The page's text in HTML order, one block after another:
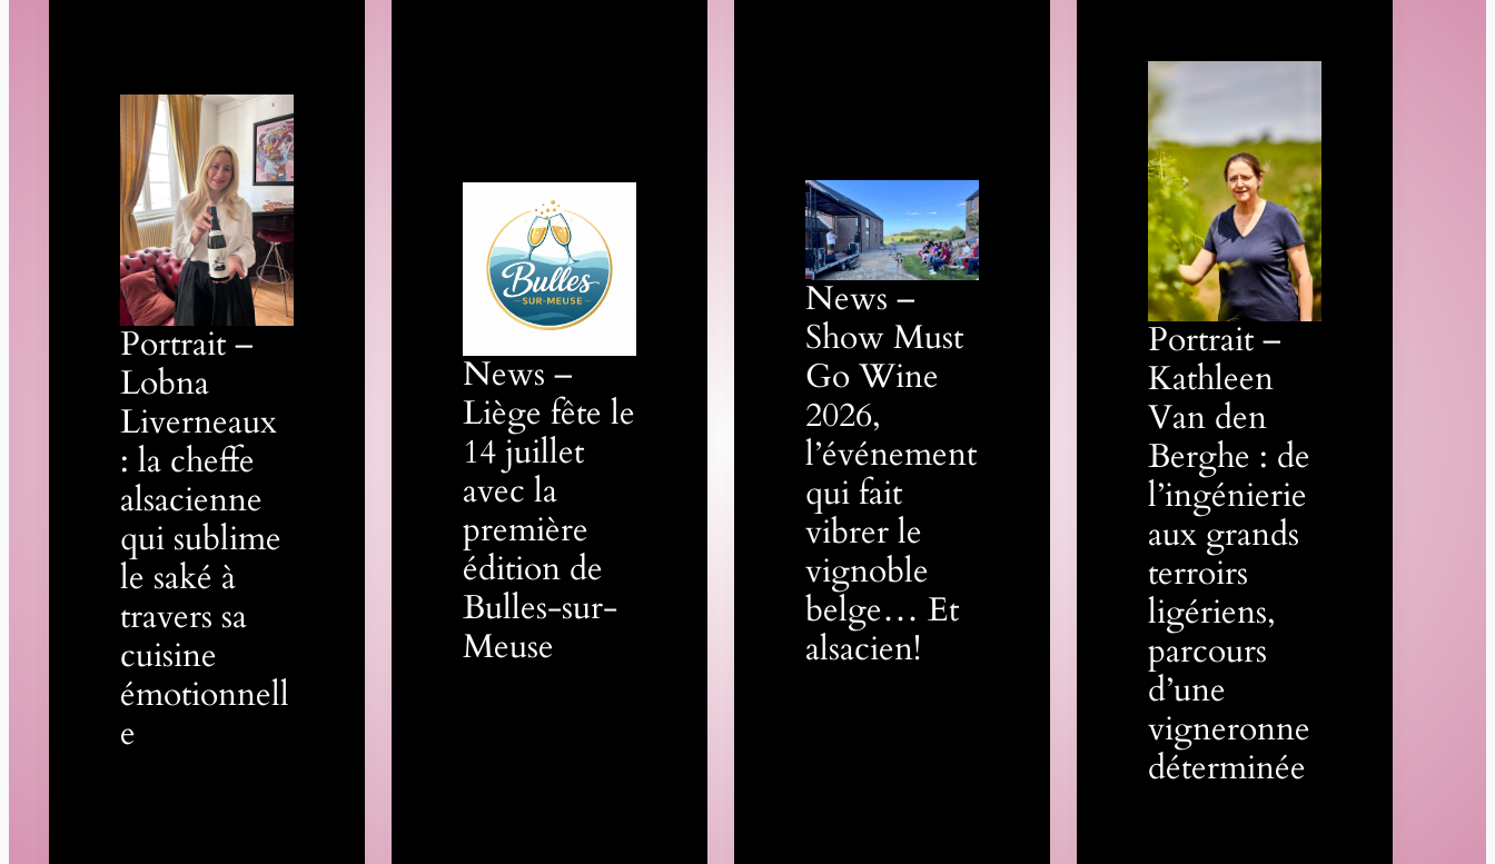
Portrait –
Lobna
Liverneaux
: la cheffe
alsacienne
qui sublime
le saké à
travers sa
cuisine
émotionnell
e
News –
Liège fête le
14 juillet
avec la
première
édition de
Bulles-sur-
Meuse
News –
Show Must
Go Wine
2026,
l’événement
qui fait
vibrer le
vignoble
belge… Et
alsacien!
Portrait –
Kathleen
Van den
Berghe : de
l’ingénierie
aux grands
terroirs
ligériens,
parcours
d’une
vigneronne
déterminée